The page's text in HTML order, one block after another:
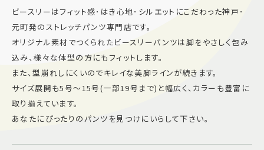
よくあるご質問
スタッフ募集
Follow US
ビースリーはフィット感･はき心地･シルエットにこだわった神戸･
元町発のストレッチパンツ専門店です。
オリジナル素材でつくられたビースリーパンツは脚をやさしく包み
込み、様々な体型の方にもフィットします。
また、型崩れしにくいのでキレイな美脚ラインが続きます。
サイズ展開も5号～15号(一部19号まで)と幅広く、カラーも豊富に
取り揃えています。
あなたにぴったりのパンツを見つけにいらして下さい。